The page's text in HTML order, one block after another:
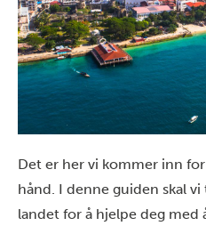
Det er her vi kommer inn
hånd. I denne guiden skal
landet for å hjelpe deg med